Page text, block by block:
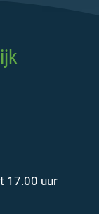
17.00 uur